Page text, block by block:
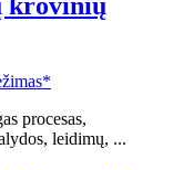
procesas,
leidimų, ...